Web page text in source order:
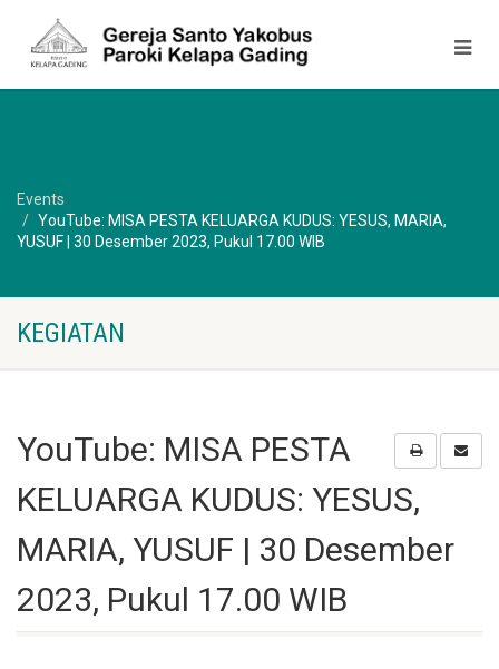
Events
YouTube: MISA PESTA KELUARGA KUDUS: YESUS, MARIA,
YUSUF | 30 Desember 2023, Pukul 17.00 WIB
KEGIATAN
YouTube: MISA PESTA
KELUARGA KUDUS: YESUS,
MARIA, YUSUF | 30 Desember
2023, Pukul 17.00 WIB